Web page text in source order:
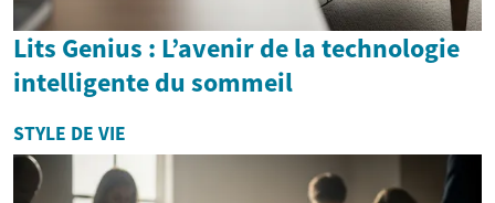
Lits Genius : L’avenir de la technologie
intelligente du sommeil
STYLE DE VIE